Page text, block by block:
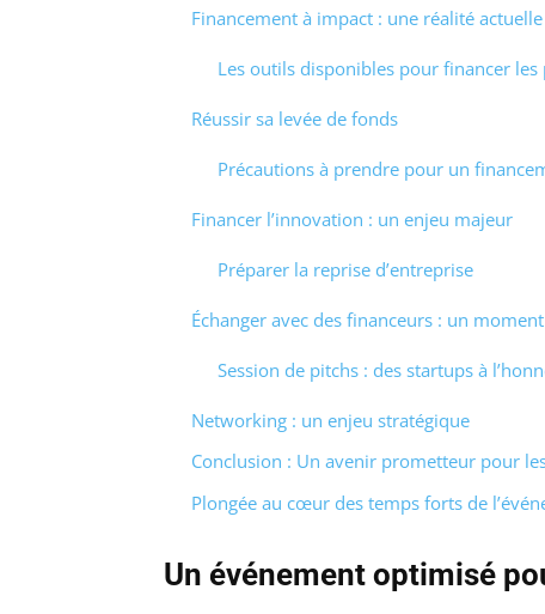
Financement à impact : une réalité actuelle
Les outils disponibles pour financer
Réussir sa levée de fonds
Précautions à prendre pour un
Financer l’innovation : un enjeu majeur
Préparer la reprise d’entreprise
Échanger avec des financeurs : un
Session de pitchs : des startups à
Networking : un enjeu stratégique
Conclusion : Un avenir prometteur pour
Plongée au cœur des temps forts de
Un événement optimisé